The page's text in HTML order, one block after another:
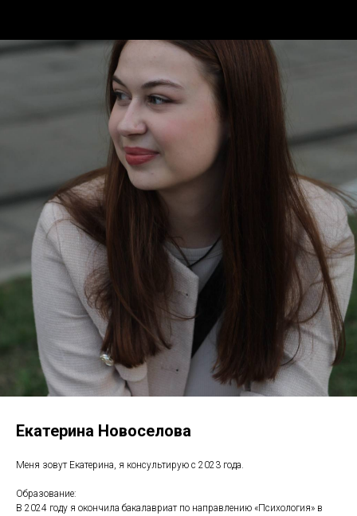
Екатерина Новоселова
Меня зовут Екатерина, я консультирую с 2023 года.
Образование:
В 2024 году я окончила бакалавриат по направлению «Психология» в